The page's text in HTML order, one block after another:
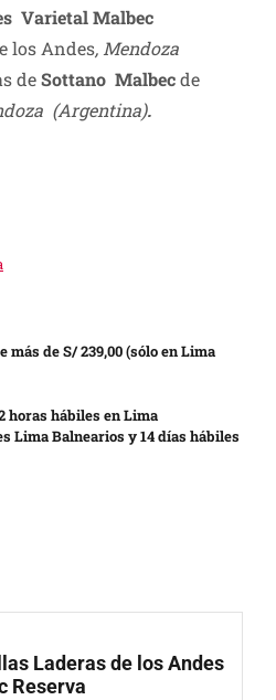
Varietal Malbec
los Andes, Mendoza
deSottano Malbecde
(Argentina).
de S/ 239,00 (sólo en Lima
horas hábiles en Lima
Lima Balnearios y 14 días hábiles
Laderas de los Andes
Reserva